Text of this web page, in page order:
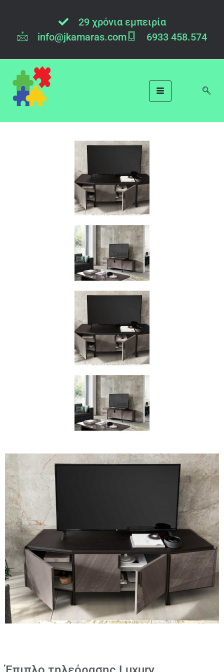
29 χρόνια εμπειρία
info@jkamaras.com
6933 458.574
Αρχική > Προσφορές > Καθιστικό > Έπιπλα τηλεόρασης